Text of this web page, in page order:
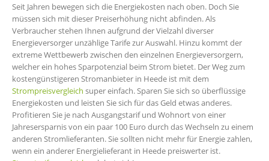
Seit Jahren bewegen sich die Energiekosten nach oben. Doch Sie
müssen sich mit dieser Preiserhöhung nicht abfinden. Als
Verbraucher stehen Ihnen aufgrund der Vielzahl diverser
Energieversorger unzählige Tarife zur Auswahl. Hinzu kommt der
extreme Wettbewerb zwischen den einzelnen Energieversorgern,
welcher ein hohes Sparpotenzial beim Strom bietet. Der Weg zum
kostengünstigeren Stromanbieter in Heede ist mit dem
Strompreisvergleich super einfach. Sparen Sie sich so überflüssige
Energiekosten und leisten Sie sich für das Geld etwas anderes.
Profitieren Sie je nach Ausgangstarif und Wohnort von einer
Jahresersparnis von ein paar 100 Euro durch das Wechseln zu einem
anderen Stromlieferanten. Sie sollten nicht mehr für Energie zahlen,
wenn ein anderer Energielieferant in Heede preiswerter ist.